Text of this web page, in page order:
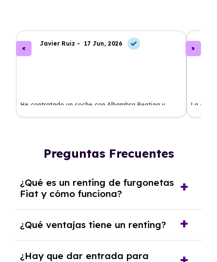
Javier Ruiz - 17 Jun, 2026
He contratado un coche con Alhambra Renting y
estoy impresionado. Todo ha sido transparente y sin
La
Preguntas Frecuentes
¿Qué es un renting de furgonetas
Fiat y cómo funciona?
Elrenting de furgonetas Fiates un servicio de
preocuparse por los gastos asociados a su
¿Qué ventajas tiene un renting?
El rentingofrece múltiples ventajas como la
¿Hay que dar entrada para